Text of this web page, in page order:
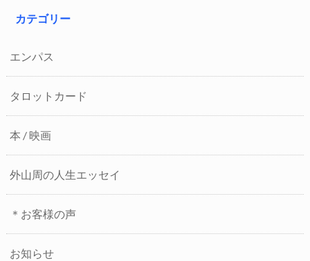
カテゴリー
エンパス
タロットカード
本 / 映画
外山周の人生エッセイ
＊お客様の声
お知らせ